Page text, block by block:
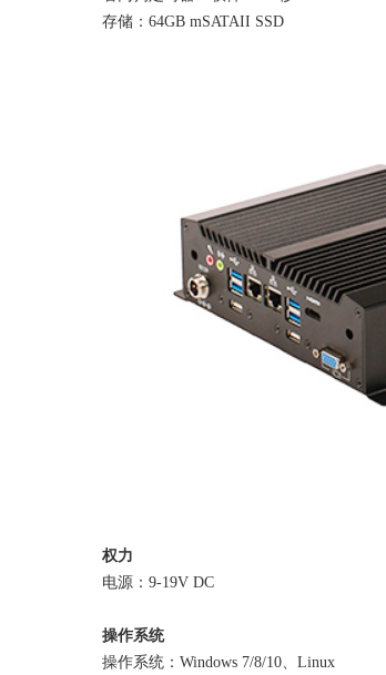
存储：64GB mSATAII SSD
权力
电源：9-19V DC
操作系统
操作系统：Windows 7/8/10、Linux